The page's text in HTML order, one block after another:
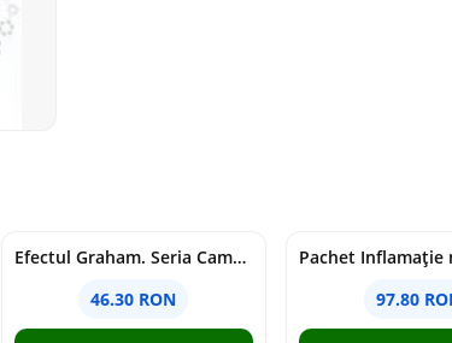
Efectul Graham. Seria Campus Diaries Vol.1
46.30 RON
97.80